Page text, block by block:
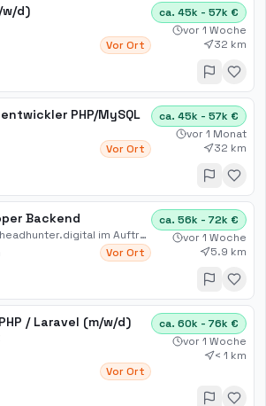
w/d)
Vor Ort
ca. 45k - 57k €
vor 1 Woche
32 km
PHP/MySQL
Vor Ort
ca. 45k - 57k €
vor 1 Monat
32 km
Backend
Ilias Vassiliou & Team headhunter.digital im Auftrag
Vor Ort
ca. 56k - 72k €
vor 1 Woche
5.9 km
/ Laravel (m/w/d)
Vor Ort
ca. 60k - 76k €
vor 1 Woche
< 1 km